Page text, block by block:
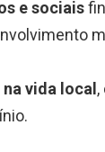
e sociais
vida local